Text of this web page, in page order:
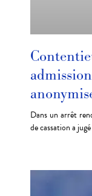
Dans un arrêt
de cassation a